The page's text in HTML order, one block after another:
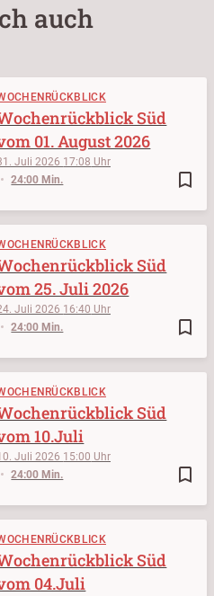
auch
bookmark_border
Juli 2026 17:08
24:00 Min.
Süd
01. August 2026
bookmark_border
Juli 2026 16:40
24:00 Min.
Süd
25. Juli 2026
bookmark_border
Juli 2026 15:00
24:00 Min.
Süd
10.Juli
Süd
04.Juli